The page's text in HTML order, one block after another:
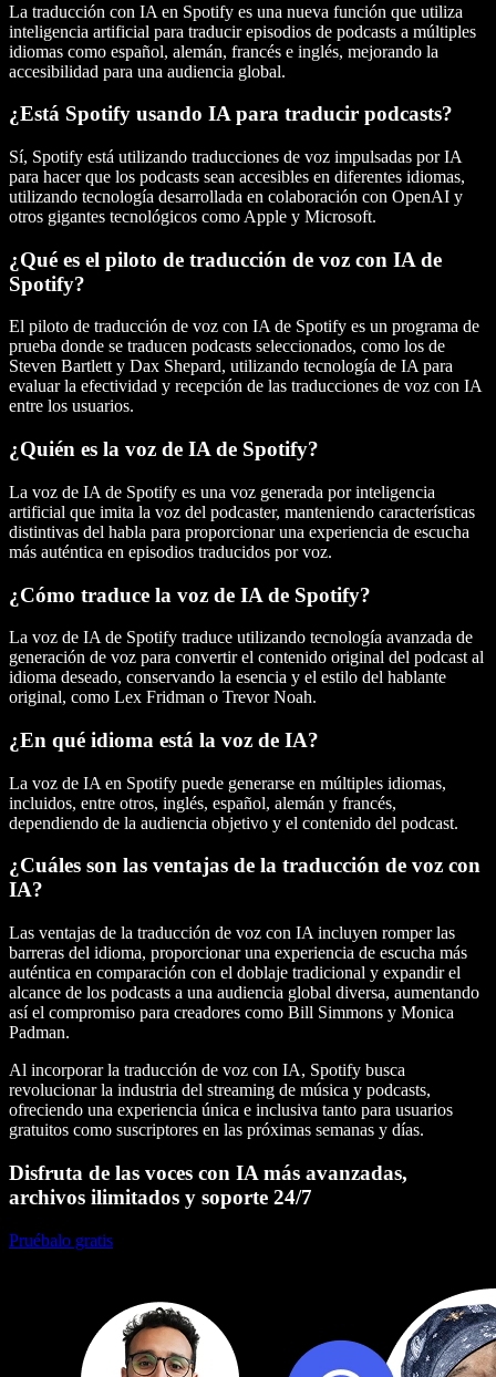
La traducción con IA en Spotify es una nueva función que utiliza
inteligencia artificial para traducir episodios de podcasts a múltiples
idiomas como español, alemán, francés e inglés, mejorando la
accesibilidad para una audiencia global.
¿Está Spotify usando IA para traducir podcasts?
Sí, Spotify está utilizando traducciones de voz impulsadas por IA
para hacer que los podcasts sean accesibles en diferentes idiomas,
utilizando tecnología desarrollada en colaboración con OpenAI y
otros gigantes tecnológicos como Apple y Microsoft.
¿Qué es el piloto de traducción de voz con IA de
Spotify?
El piloto de traducción de voz con IA de Spotify es un programa de
prueba donde se traducen podcasts seleccionados, como los de
Steven Bartlett y Dax Shepard, utilizando tecnología de IA para
evaluar la efectividad y recepción de las traducciones de voz con IA
entre los usuarios.
¿Quién es la voz de IA de Spotify?
La voz de IA de Spotify es una voz generada por inteligencia
artificial que imita la voz del podcaster, manteniendo características
distintivas del habla para proporcionar una experiencia de escucha
más auténtica en episodios traducidos por voz.
¿Cómo traduce la voz de IA de Spotify?
La voz de IA de Spotify traduce utilizando tecnología avanzada de
generación de voz para convertir el contenido original del podcast al
idioma deseado, conservando la esencia y el estilo del hablante
original, como Lex Fridman o Trevor Noah.
¿En qué idioma está la voz de IA?
La voz de IA en Spotify puede generarse en múltiples idiomas,
incluidos, entre otros, inglés, español, alemán y francés,
dependiendo de la audiencia objetivo y el contenido del podcast.
¿Cuáles son las ventajas de la traducción de voz con
IA?
Las ventajas de la traducción de voz con IA incluyen romper las
barreras del idioma, proporcionar una experiencia de escucha más
auténtica en comparación con el doblaje tradicional y expandir el
alcance de los podcasts a una audiencia global diversa, aumentando
así el compromiso para creadores como Bill Simmons y Monica
Padman.
Al incorporar la traducción de voz con IA, Spotify busca
revolucionar la industria del streaming de música y podcasts,
ofreciendo una experiencia única e inclusiva tanto para usuarios
gratuitos como suscriptores en las próximas semanas y días.
Disfruta de las voces con IA más avanzadas,
archivos ilimitados y soporte 24/7
Pruébalo gratis